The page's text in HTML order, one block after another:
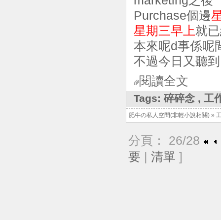
Purchase個邊
星期三早上就
本來呢d事係呢
不過今日又聽
閱讀全文
Tags: 碎碎念 , 工
肥牛の私人空間(非輕小說相關) »
分頁： 26/28
要
清單 ]